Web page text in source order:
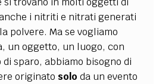
i nitriti e nitrati generati
polvere. Ma se vogliamo
un oggetto, un luogo, con
di sparo, abbiamo bisogno di
originato solo da un evento